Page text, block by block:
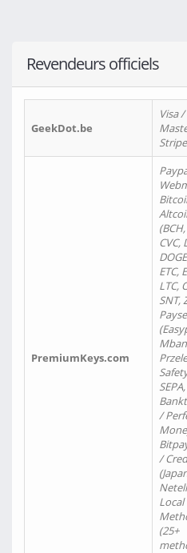
Revendeurs officiels
GeekDot.be
Visa /
Stripe
PremiumKeys.com
CVC,
ETC,
LTC,
SNT,
SEPA,
/
/
Local
(25+